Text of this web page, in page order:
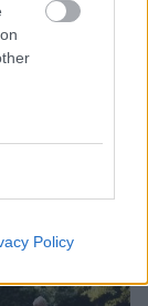
Policy
īpaši